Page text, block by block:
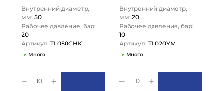
LOCK
Внутренний диаметр,
мм: 50
Рабочее давление, бар:
20
Артикул: TL050CHK
Много
10
Внутренний диаметр,
мм: 20
Рабочее давление, бар:
10
Артикул: TL020YM
Много
10